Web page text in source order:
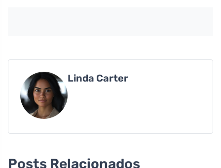
Linda Carter
Posts Relacionados